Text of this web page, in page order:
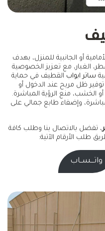
أو الجانبية للمنزل، بهدف
الغبار، مع تعزيز الخصوصية
ساتر ابواب القطيف في حماية
ظل مريح عند الدخول أو
الخشب، منع الرؤية المباشرة.
وإضفاء طابع جمالي على
، تفضل بالاتصال بنا وطلب كافة
طلب الأرقام الآتية:
واتـــســاب